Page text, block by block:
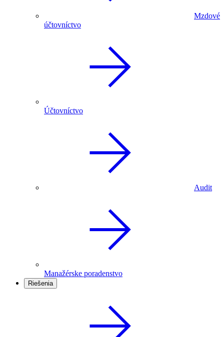
Mzdové
účtovníctvo
Účtovníctvo
Audit
Manažérske poradenstvo
Riešenia